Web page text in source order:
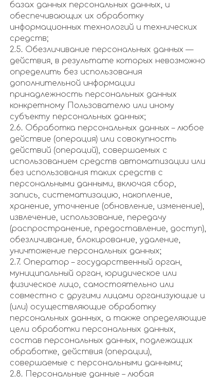
базах данных персональных данных, и
обеспечивающих их обработку
информационных технологий и технических
средств;
2.5. Обезличивание персональных данных —
действия, в результате которых невозможно
определить без использования
дополнительной информации
принадлежность персональных данных
конкретному Пользователю или иному
субъекту персональных данных;
2.6. Обработка персональных данных – любое
действие (операция) или совокупность
действий (операций), совершаемых с
использованием средств автоматизации или
без использования таких средств с
персональными данными, включая сбор,
запись, систематизацию, накопление,
хранение, уточнение (обновление, изменение),
извлечение, использование, передачу
(распространение, предоставление, доступ),
обезличивание, блокирование, удаление,
уничтожение персональных данных;
2.7. Оператор – государственный орган,
муниципальный орган, юридическое или
физическое лицо, самостоятельно или
совместно с другими лицами организующие и
(или) осуществляющие обработку
персональных данных, а также определяющие
цели обработки персональных данных,
состав персональных данных, подлежащих
обработке, действия (операции),
совершаемые с персональными данными;
2.8. Персональные данные – любая